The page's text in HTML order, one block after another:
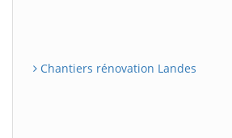
Chantiers rénovation Landes